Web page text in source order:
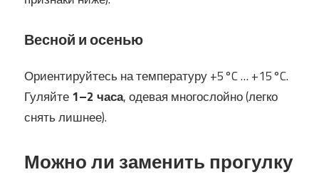
Весной и осенью
Ориентируйтесь на температуру +5°C … +15°C.
Гуляйте1–2 часа, одевая многослойно (легко
снять лишнее).
Можно ли заменить прогулку